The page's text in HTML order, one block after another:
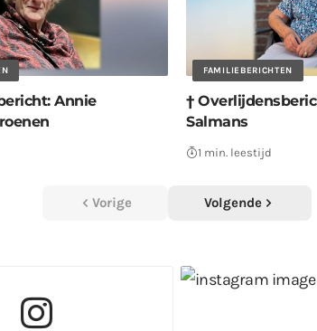
Annie
FAMILIEBERICHTEN
†
Salmans
1 min. leestijd
Vorige Volgende